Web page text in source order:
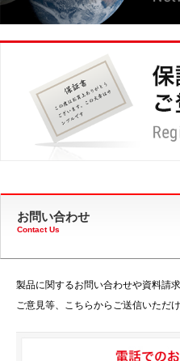
お問い合わせ
Contact Us
製品に関するお問い合わせや資料請
ご意見等、こちらからご送信いただけ